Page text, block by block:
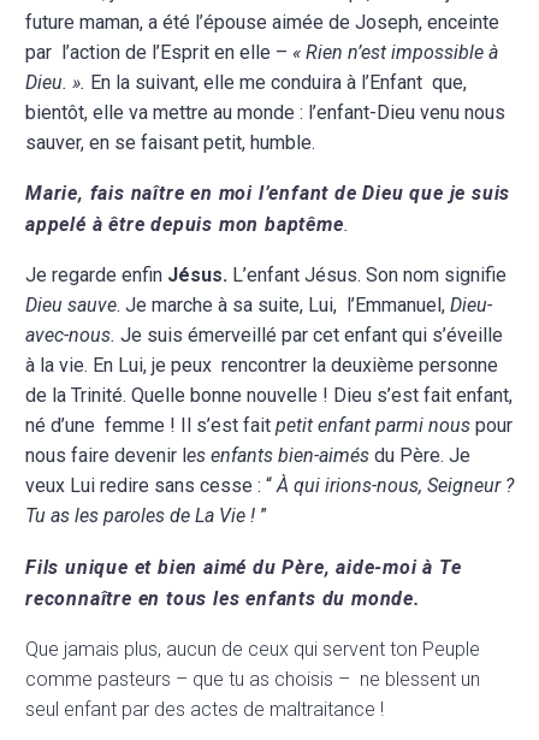
future maman, a été l’épouse aimée de Joseph, enceinte
par l’action de l’Esprit en elle – « Rien n’est impossible à
Dieu. ». En la suivant, elle me conduira à l’Enfant que,
bientôt, elle va mettre au monde : l’enfant-Dieu venu nous
sauver, en se faisant petit, humble.
Marie, fais naître en moi l’enfant de Dieu que je suis
appelé à être depuis mon baptême.
Je regarde enfin Jésus. L’enfant Jésus. Son nom signifie
Dieu sauve. Je marche à sa suite, Lui, l’Emmanuel, Dieu-
avec-nous. Je suis émerveillé par cet enfant qui s’éveille
à la vie. En Lui, je peux rencontrer la deuxième personne
de la Trinité. Quelle bonne nouvelle ! Dieu s’est fait enfant,
né d’une femme ! Il s’est fait petit enfant parmi nous pour
nous faire devenir l es enfants bien-aimés du Père. Je
veux Lui redire sans cesse : “À qui irions-nous, Seigneur ?
Tu as les paroles de La Vie ! ”
Fils unique et bien aimé du Père, aide-moi à Te
reconnaître en tous les enfants du monde.
Que jamais plus, aucun de ceux qui servent ton Peuple
comme pasteurs – que tu as choisis – ne blessent un
seul enfant par des actes de maltraitance !